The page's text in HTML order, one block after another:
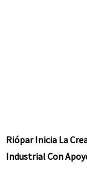
Riópar Inicia La
Industrial Con